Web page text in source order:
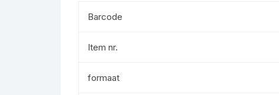
Barcode
Item nr.
formaat